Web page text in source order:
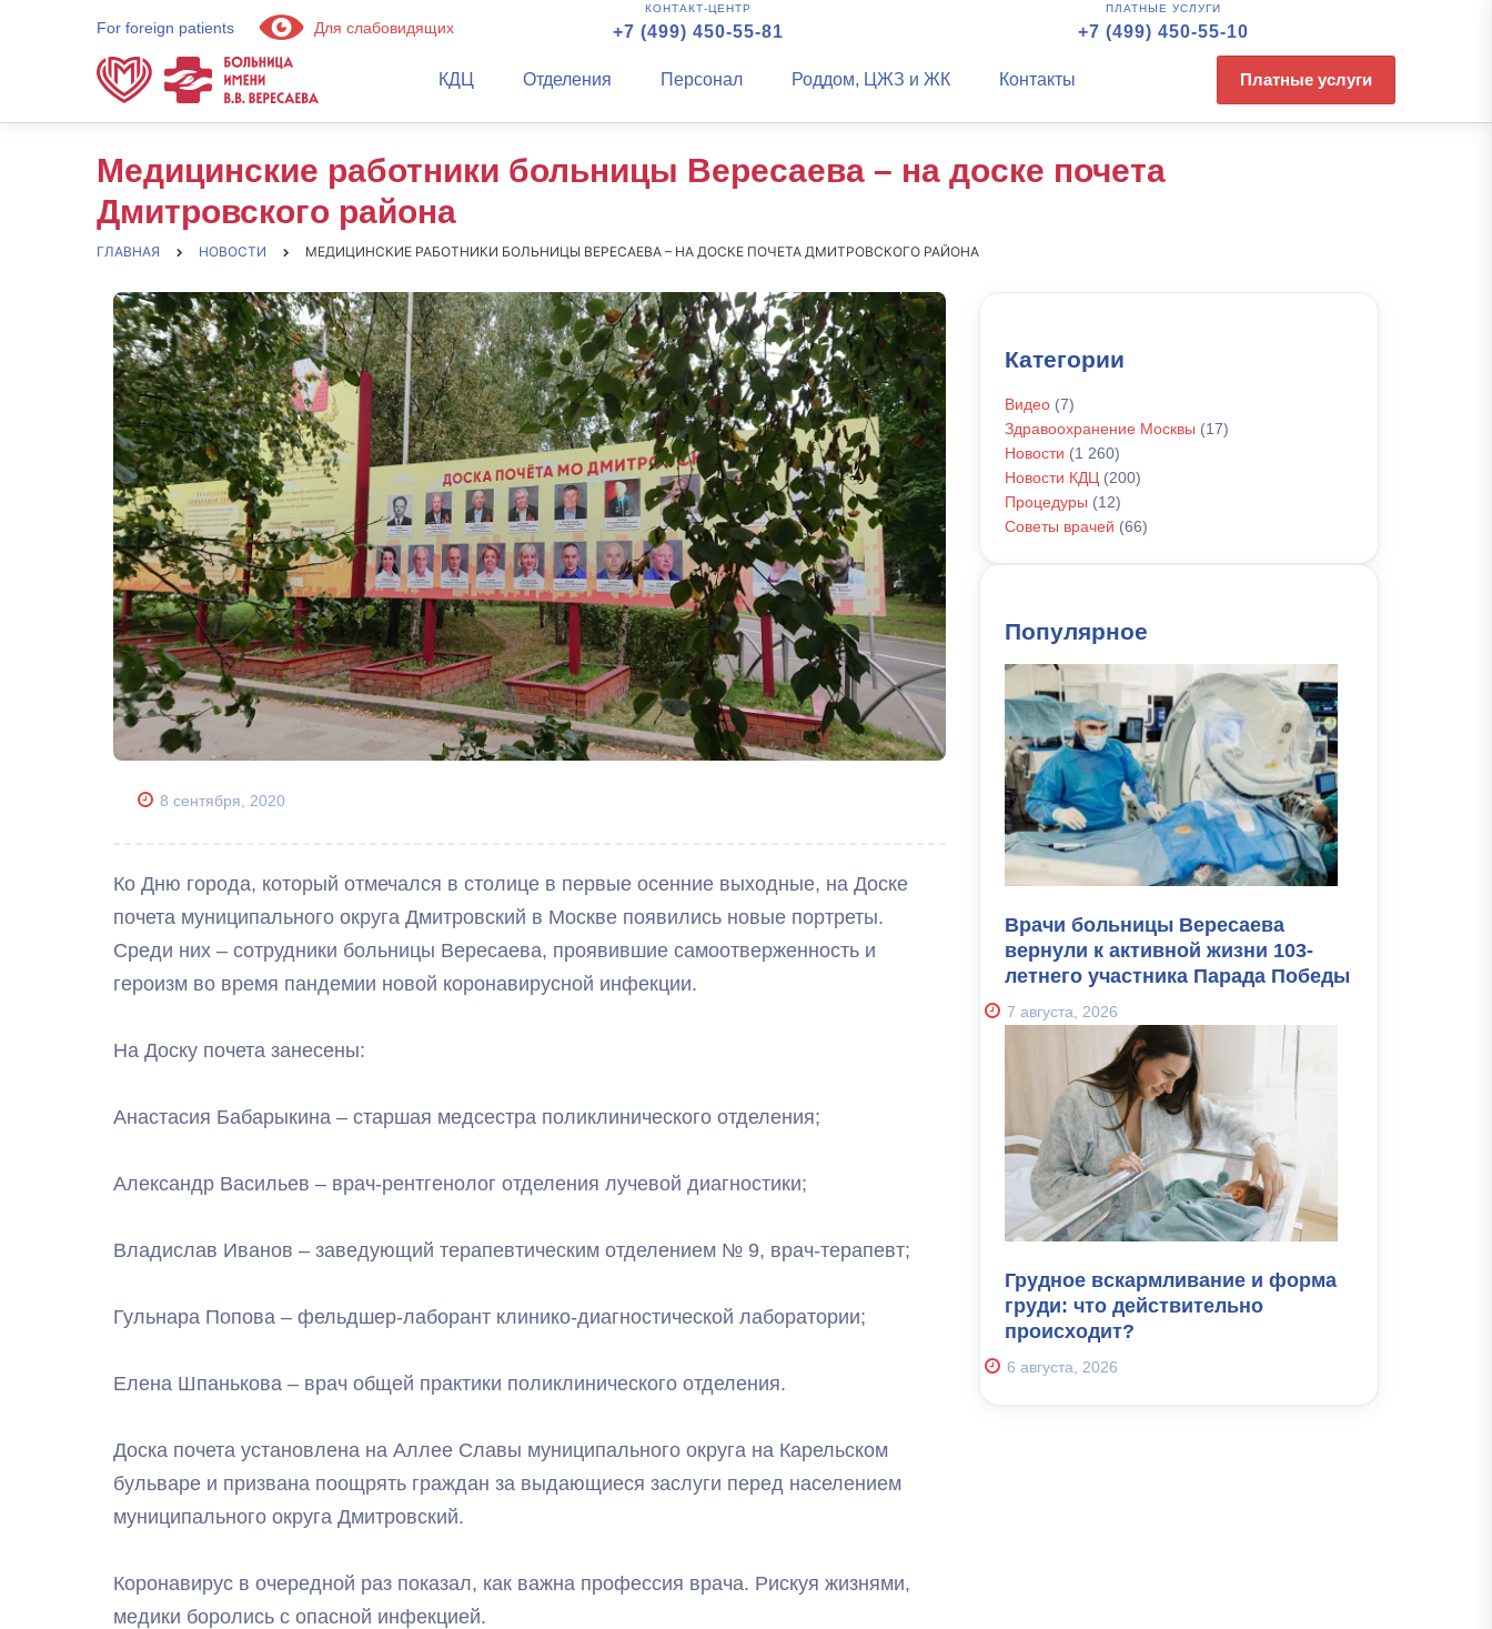
For foreign patients Для слабовидящих
КОНТАКТ-ЦЕНТР
+7 (499) 450-55-81
ПЛАТНЫЕ УСЛУГИ
+7 (499) 450-55-10
КДЦ Отделения Персонал Роддом, ЦЖЗ и ЖК Контакты Платные услуги
Медицинские работники больницы Вересаева – на доске почета
Дмитровского района
ГЛАВНАЯ НОВОСТИ МЕДИЦИНСКИЕ РАБОТНИКИ БОЛЬНИЦЫ ВЕРЕСАЕВА – НА ДОСКЕ ПОЧЕТА ДМИТРОВСКОГО РАЙОНА
8 сентября, 2020
Ко Дню города, который отмечался в столице в первые осенние выходные, на Доске
почета муниципального округа Дмитровский в Москве появились новые портреты.
Среди них – сотрудники больницы Вересаева, проявившие самоотверженность и
героизм во время пандемии новой коронавирусной инфекции.
На Доску почета занесены:
Анастасия Бабарыкина – старшая медсестра поликлинического отделения;
Александр Васильев – врач-рентгенолог отделения лучевой диагностики;
Владислав Иванов – заведующий терапевтическим отделением № 9, врач-терапевт;
Гульнара Попова – фельдшер-лаборант клинико-диагностической лаборатории;
Елена Шпанькова – врач общей практики поликлинического отделения.
Доска почета установлена на Аллее Славы муниципального округа на Карельском
бульваре и призвана поощрять граждан за выдающиеся заслуги перед населением
муниципального округа Дмитровский.
Коронавирус в очередной раз показал, как важна профессия врача. Рискуя жизнями,
медики боролись с опасной инфекцией.
Категории
Видео (7)
Здравоохранение Москвы (17)
Новости (1 260)
Новости КДЦ (200)
Процедуры (12)
Советы врачей (66)
Популярное
Врачи больницы Вересаева
вернули к активной жизни 103-
летнего участника Парада Победы
7 августа, 2026
Грудное вскармливание и форма
груди: что действительно
происходит?
6 августа, 2026